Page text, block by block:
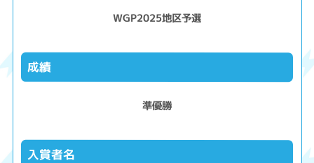
WGP2025地区予選
成績
準優勝
入賞者名